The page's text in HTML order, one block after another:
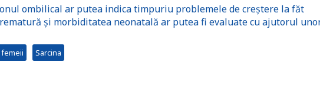
ombilical ar putea indica timpuriu problemele de creștere la făt
și morbiditatea neonatală ar putea fi evaluate cu ajutorul
Sarcina